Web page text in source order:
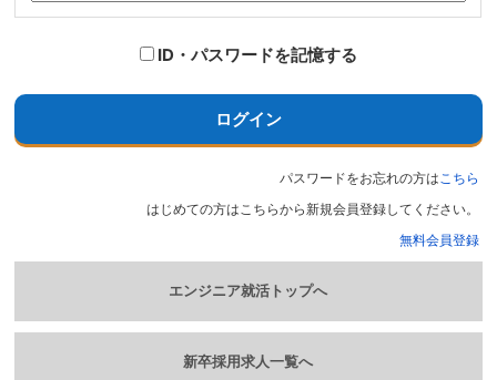
ID・パスワードを記憶する
ログイン
パスワードをお忘れの方はこちら
はじめての方はこちらから新規会員登録してください。
無料会員登録
エンジニア就活トップへ
新卒採用求人一覧へ